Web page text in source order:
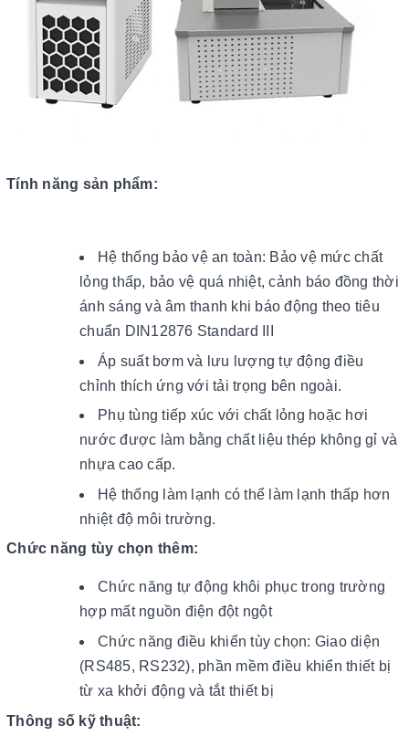
Tính năng sản phẩm:
Hệ thống bảo vệ an toàn: Bảo vệ mức chất
lỏng thấp, bảo vệ quá nhiệt, cảnh báo đồng thời
ánh sáng và âm thanh khi báo động theo tiêu
chuẩn DIN12876 Standard III
Áp suất bơm và lưu lượng tự động điều
chỉnh thích ứng với tải trọng bên ngoài.
Phụ tùng tiếp xúc với chất lỏng hoặc hơi
nước được làm bằng chất liệu thép không gỉ và
nhựa cao cấp.
Hệ thống làm lạnh có thể làm lạnh thấp hơn
nhiệt độ môi trường.
Chức năng tùy chọn thêm:
Chức năng tự động khôi phục trong trường
hợp mất nguồn điện đột ngột
Chức năng điều khiển tùy chọn: Giao diện
(RS485, RS232), phần mềm điều khiển thiết bị
từ xa khởi động và tắt thiết bị
Thông số kỹ thuật: